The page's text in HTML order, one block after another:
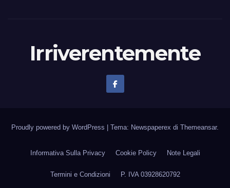
Irriverentemente
Proudly powered by WordPress Tema: Newspaperex di Themeansar.
Informativa Sulla Privacy Cookie Policy Note Legali
Termini e Condizioni P. IVA 03928620792